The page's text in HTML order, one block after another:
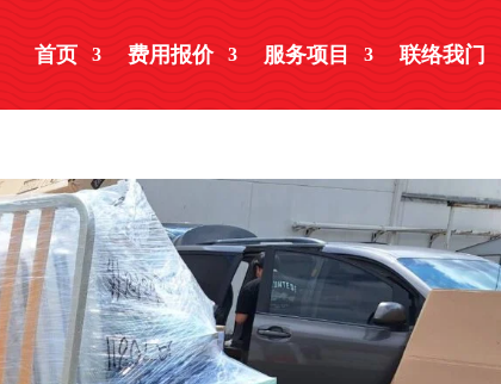
首页 费用报价 服务项目 联络我门